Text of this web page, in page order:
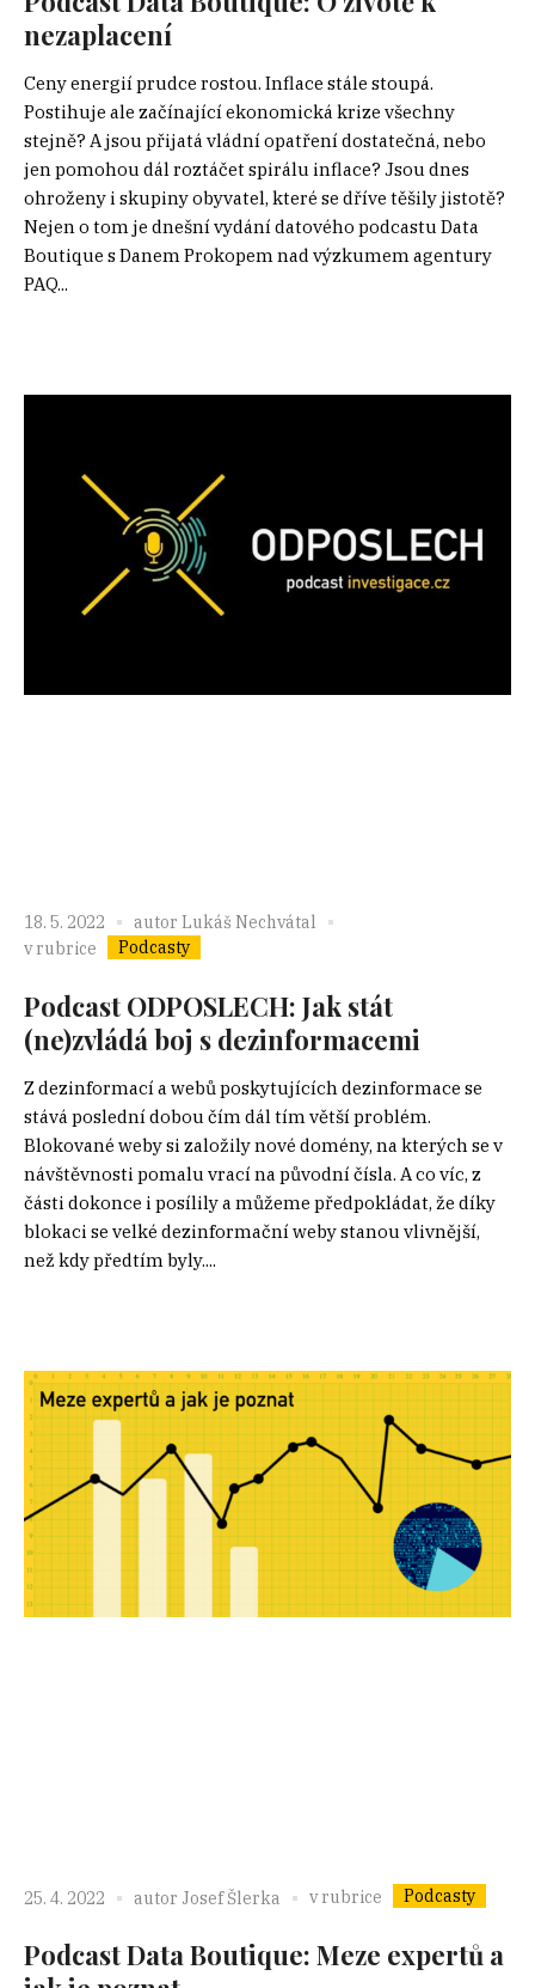
nezaplacení
Ceny energií prudce rostou. Inflace stále stoupá.
Postihuje ale začínající ekonomická krize všechny
stejně? A jsou přijatá vládní opatření dostatečná, nebo
jen pomohou dál roztáčet spirálu inflace? Jsou dnes
ohroženy i skupiny obyvatel, které se dříve těšily jistotě?
Nejen o tom je dnešní vydání datového podcastu Data
Boutique s Danem Prokopem nad výzkumem agentury
PAQ...
18. 5. 2022 autor Lukáš Nechvátal
v rubrice
Podcasty
Podcast ODPOSLECH: Jak stát
(ne)zvládá boj s dezinformacemi
Z dezinformací a webů poskytujících dezinformace se
stává poslední dobou čím dál tím větší problém.
Blokované weby si založily nové domény, na kterých se v
návštěvnosti pomalu vrací na původní čísla. A co víc, z
části dokonce i posílily a můžeme předpokládat, že díky
blokaci se velké dezinformační weby stanou vlivnější,
než kdy předtím byly....
25. 4. 2022 autor Josef Šlerka v rubrice Podcasty
Podcast Data Boutique: Meze expertů a